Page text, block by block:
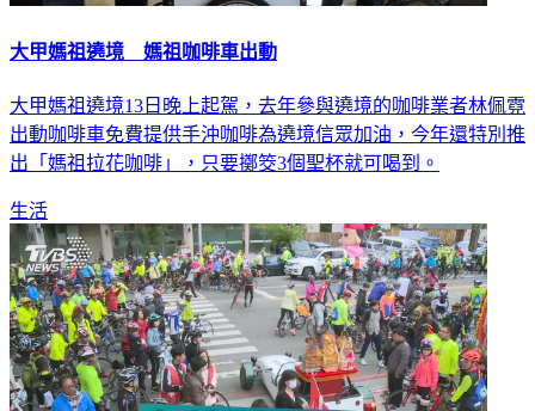
大甲媽祖遶境 媽祖咖啡車出動
大甲媽祖遶境13日晚上起駕，去年參與遶境的咖啡業者林佩霓
出動咖啡車免費提供手沖咖啡為遶境信眾加油，今年還特別推
出「媽祖拉花咖啡」，只要擲筊3個聖杯就可喝到。
生活